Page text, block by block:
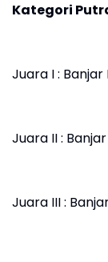
Kategori
Juara I :
Juara II :
Juara III :